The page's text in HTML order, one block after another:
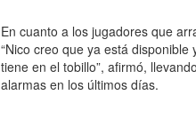
En cuanto a los jugadores que
“Nico creo que ya está
tiene en el tobillo”, afirmó,
alarmas en los últimos días.